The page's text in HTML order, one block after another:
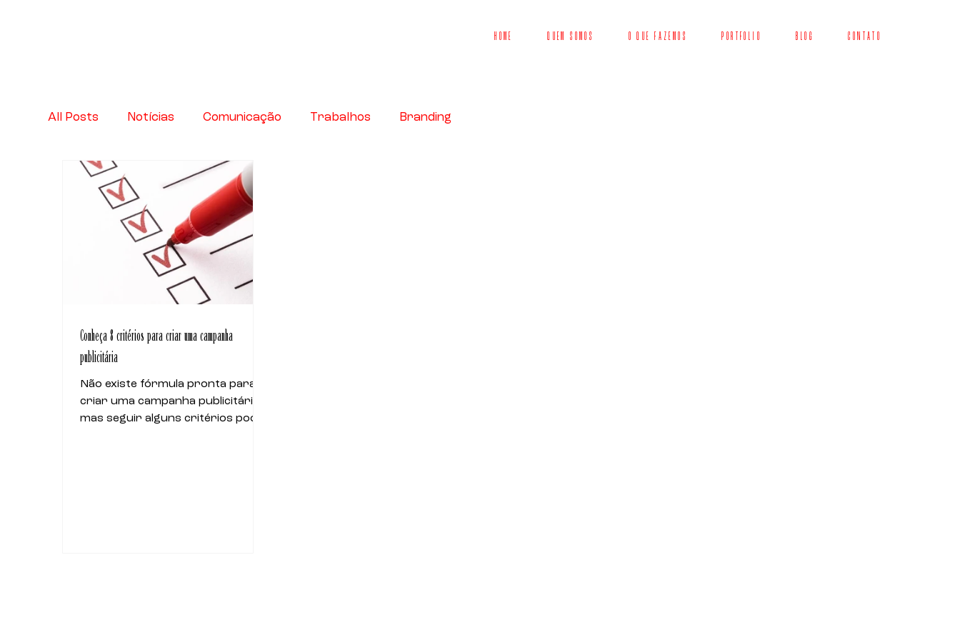
HOME QUEM SOMOS O QUE FAZEMOS PORTFOLIO BLOG CONTATO
All Posts Notícias Comunicação Trabalhos Branding
Conheça 8 critérios para criar uma campanha
publicitária
Não existe fórmula pronta para
criar uma campanha publicitária,
mas seguir alguns critérios pode